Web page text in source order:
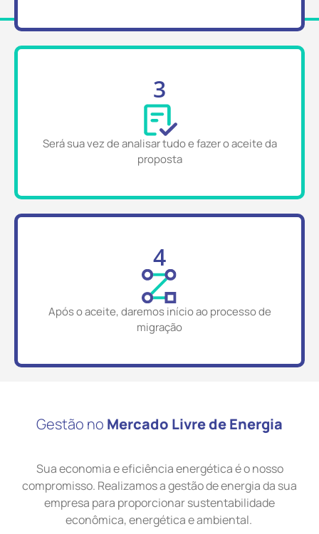
3
Será sua vez de analisar tudo e fazer o aceite da
proposta
4
Após o aceite, daremos início ao processo de
migração
Gestão no Mercado Livre de Energia
Sua economia e eficiência energética é o nosso
compromisso. Realizamos a gestão de energia da sua
empresa para proporcionar sustentabilidade
econômica, energética e ambiental.